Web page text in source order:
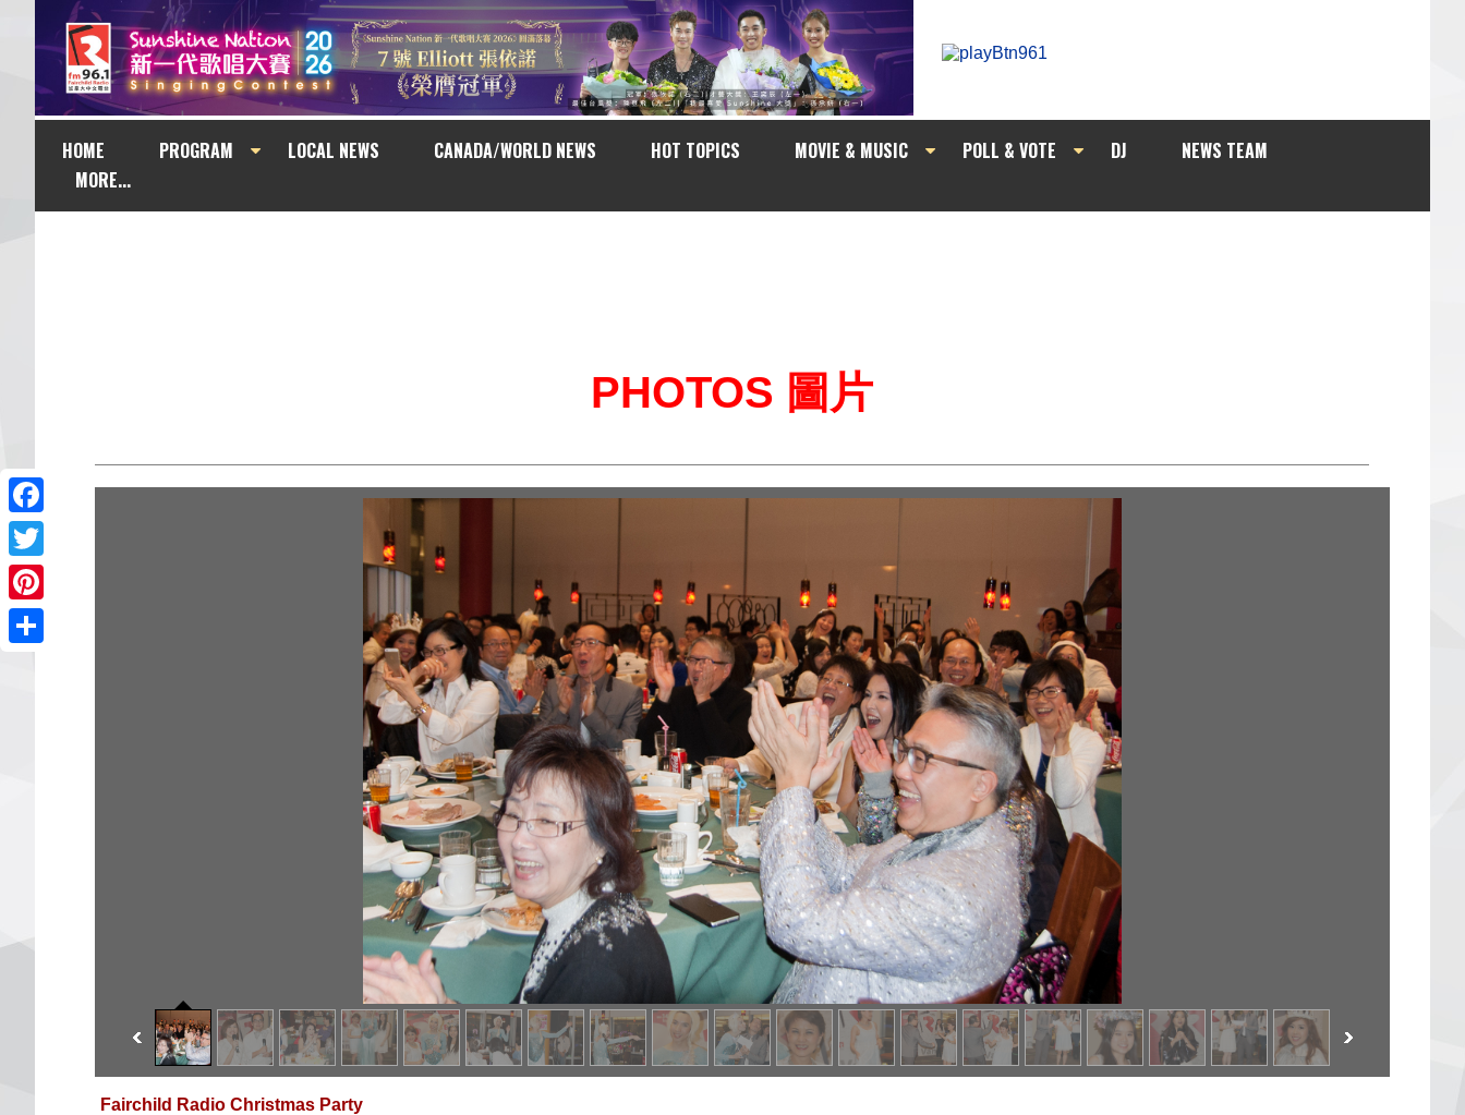
HOME PROGRAM LOCAL NEWS CANADA/WORLD NEWS HOT TOPICS MOVIE & MUSIC POLL & VOTE DJ
NEWS TEAM
MORE...
Facebook
Twitter
Pinterest
PHOTOS 圖片
Fairchild Radio Christmas Party